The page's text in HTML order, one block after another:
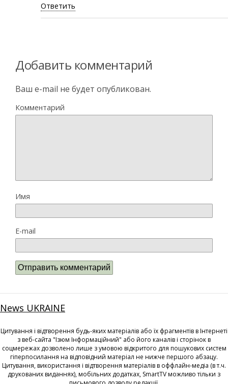
Ответить
Добавить комментарий
Ваш e-mail не будет опубликован.
Комментарий
Имя
E-mail
News UKRAINE
Цитування і відтворення будь-яких матеріалів або їх фрагментів в Інтернеті
з веб-сайта "Ізюм Інформаційний" або його каналів і сторінок в
соцмережах дозволено лише з умовою відкритого для пошукових систем
гіперпосилання на відповідний матеріал не нижче першого абзацу.
Цитування, використання і відтворення матеріалів в оффлайн-медіа (в т.ч.
друкованих виданнях), мобільних додатках, SmartTV можливо тільки з